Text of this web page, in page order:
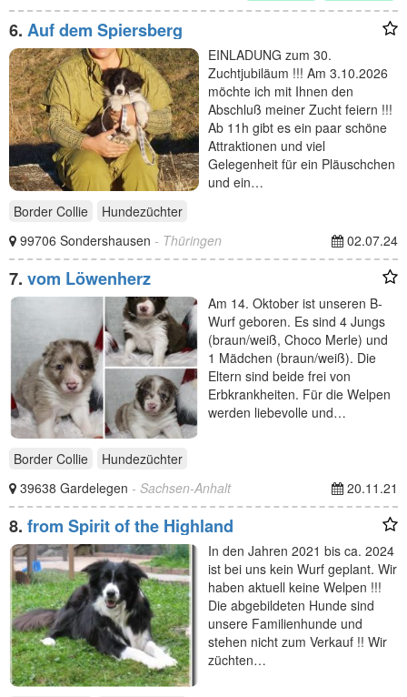
6. Auf dem Spiersberg
EINLADUNG zum 30.
Zuchtjubiläum !!! Am 3.10.2026
möchte ich mit Ihnen den
Abschluß meiner Zucht feiern !!!
Ab 11h gibt es ein paar schöne
Attraktionen und viel
Gelegenheit für ein Pläuschchen
und ein…
Border Collie
Hundezüchter
99706 Sondershausen - Thüringen 02.07.24
7. vom Löwenherz
Am 14. Oktober ist unseren B-
Wurf geboren. Es sind 4 Jungs
(braun/weiß, Choco Merle) und
1 Mädchen (braun/weiß). Die
Eltern sind beide frei von
Erbkrankheiten. Für die Welpen
werden liebevolle und…
Border Collie
Hundezüchter
39638 Gardelegen - Sachsen-Anhalt 20.11.21
8. from Spirit of the Highland
In den Jahren 2021 bis ca. 2024
ist bei uns kein Wurf geplant. Wir
haben aktuell keine Welpen !!!
Die abgebildeten Hunde sind
unsere Familienhunde und
stehen nicht zum Verkauf !! Wir
züchten…